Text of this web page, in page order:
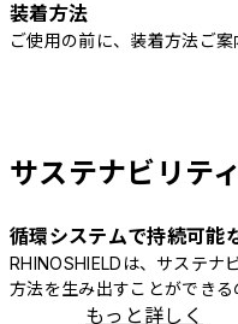
装着方法
ご使用の前に、装着方法ご案
サステナビリティ
循環システムで持続可能
RHINOSHIELDは、サステナ
方法を生み出すことができ
もっと詳しく